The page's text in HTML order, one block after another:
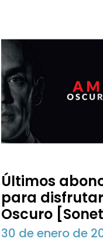
Últimos
para disfrutar
Oscuro
30 de enero de